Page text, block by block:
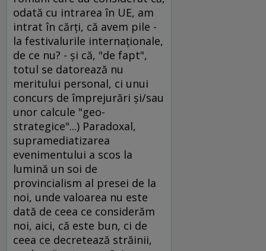
odată cu intrarea în UE, am
intrat în cărţi, că avem pile -
la festivalurile internaţionale,
de ce nu? - şi că, "de fapt",
totul se datorează nu
meritului personal, ci unui
concurs de împrejurări şi/sau
unor calcule "geo-
strategice"...) Paradoxal,
supramediatizarea
evenimentului a scos la
lumină un soi de
provincialism al presei de la
noi, unde valoarea nu este
dată de ceea ce considerăm
noi, aici, că este bun, ci de
ceea ce decretează străinii,